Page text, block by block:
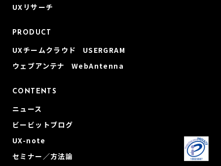
UXリサーチ
PRODUCT
UXチームクラウド USERGRAM
ウェブアンテナ WebAntenna
CONTENTS
ニュース
ビービットブログ
UX-note
セミナー／方法論